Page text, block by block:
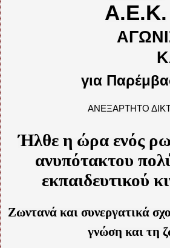
Α.Ε.Κ.
για
ΑΝΕΞΑΡΤΗΤΟ
Ήλθε η ώρα ενός
ανυπότακτου
εκπαιδευτικού
Ζωντανά και συνεργατικά
γνώση και τη